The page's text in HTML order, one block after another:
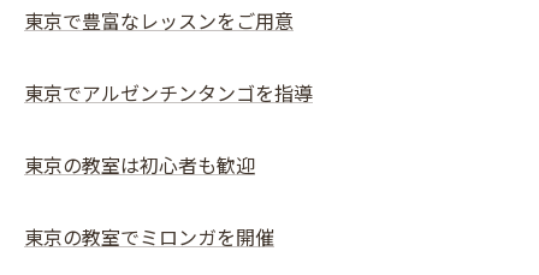
東京で豊富なレッスンをご用意
東京でアルゼンチンタンゴを指導
東京の教室は初心者も歓迎
東京の教室でミロンガを開催